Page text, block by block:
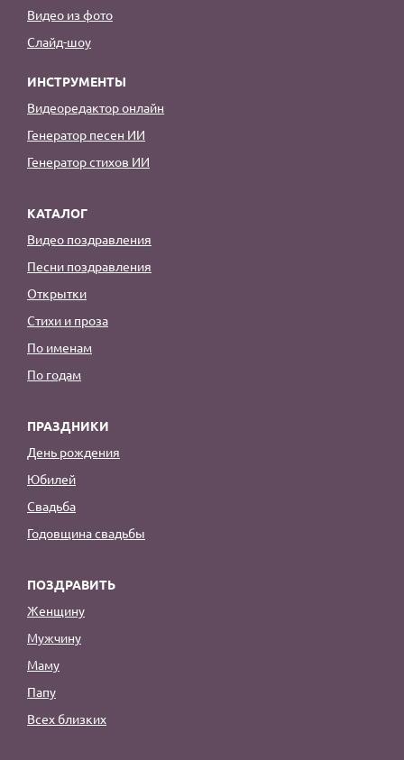
Видео из фото
Слайд-шоу
ИНСТРУМЕНТЫ
Видеоредактор онлайн
Генератор песен ИИ
Генератор стихов ИИ
КАТАЛОГ
Видео поздравления
Песни поздравления
Открытки
Стихи и проза
По именам
По годам
ПРАЗДНИКИ
День рождения
Юбилей
Свадьба
Годовщина свадьбы
ПОЗДРАВИТЬ
Женщину
Мужчину
Маму
Папу
Всех близких